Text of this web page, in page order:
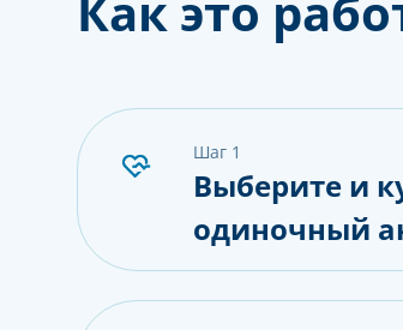
шаг 1
Выберите и
одиночный